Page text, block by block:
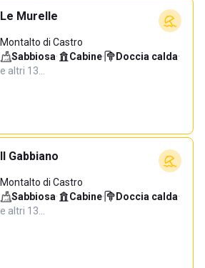
Le Murelle
Montalto di Castro
Sabbiosa· Cabine· Doccia calda·
e altri 13…
Il Gabbiano
Montalto di Castro
Sabbiosa· Cabine· Doccia calda·
e altri 13…